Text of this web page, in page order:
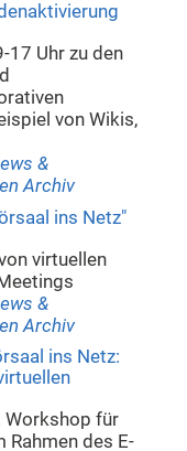
17 Uhr zu den
von Wikis,
&
Archiv
ins Netz"
virtuellen
&
Archiv
ins Netz:
Workshop für
Rahmen des E-